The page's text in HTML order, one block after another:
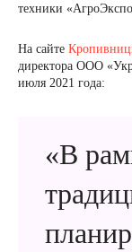
техники
На сайте
директора ООО
июля 2021 года:
«В